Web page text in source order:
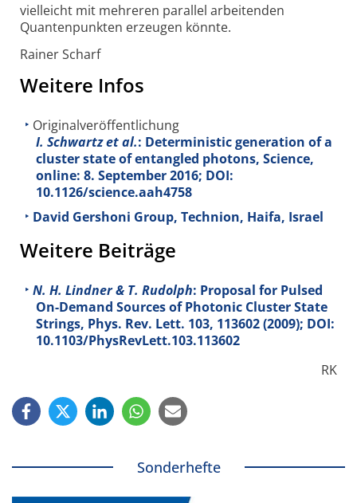
vielleicht mit mehreren parallel arbei­tenden
Quanten­punkten erzeugen könnte.
Rainer Scharf
Weitere Infos
Originalveröffentlichung
I. Schwartz et al.: Deterministic generation of a
cluster state of entangled photons, Science,
online: 8. September 2016; DOI:
10.1126/science.aah4758
David Gershoni Group, Technion, Haifa, Israel
Weitere Beiträge
N. H. Lindner & T. Rudolph: Proposal for Pulsed
On-Demand Sources of Photonic Cluster State
Strings, Phys. Rev. Lett. 103, 113602 (2009); DOI:
10.1103/PhysRevLett.103.113602
RK
Sonderhefte